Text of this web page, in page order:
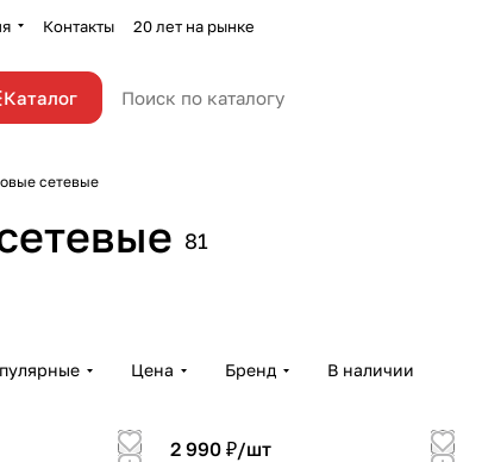
Контакты 20 лет на рынке
Каталог
сетевые
81
Цена Бренд В наличии
2 990 ₽/шт